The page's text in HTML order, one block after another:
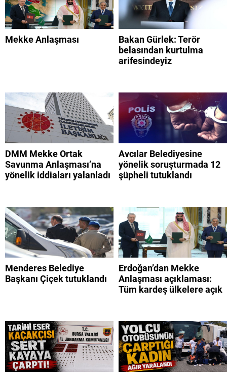
Mekke Anlaşması
Bakan Gürlek: Terör
belasından kurtulma
arifesindeyiz
DMM Mekke Ortak
Savunma Anlaşması’na
yönelik iddiaları yalanladı
Avcılar Belediyesine
yönelik soruşturmada 12
şüpheli tutuklandı
Menderes Belediye
Başkanı Çiçek tutuklandı
Erdoğan’dan Mekke
Anlaşması açıklaması:
Tüm kardeş ülkelere açık